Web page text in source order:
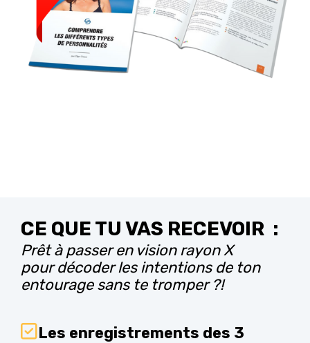
CE QUE TU VAS RECEVOIR :
Prêt à passer en vision rayon X
pour décoder les intentions de ton
entourage sans te tromper ?!
Les enregistrements des 3